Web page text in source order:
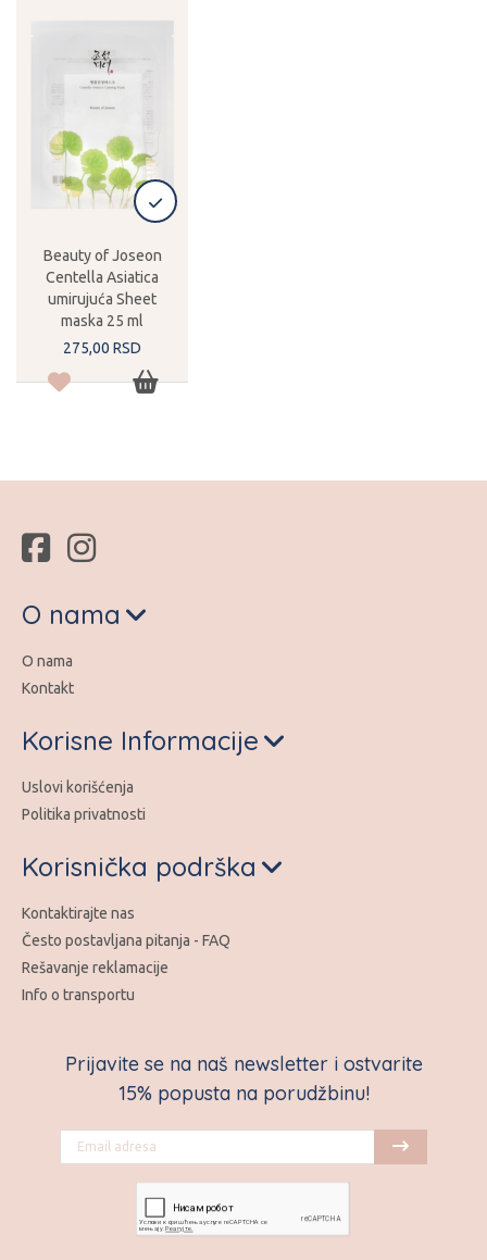
Beauty of Joseon
Centella Asiatica
umirujuća Sheet
maska 25 ml
275,00 RSD
Prijavite se na naš newsletter i ostvarite
15% popusta na porudžbinu!
O nama
O nama
Kontakt
Korisne Informacije
Uslovi korišćenja
Politika privatnosti
Korisnička podrška
Kontaktirajte nas
Često postavljana pitanja - FAQ
Rešavanje reklamacije
Info o transportu